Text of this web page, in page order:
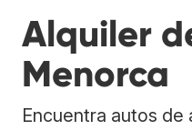
Alquiler
Menorca
Encuentra autos de